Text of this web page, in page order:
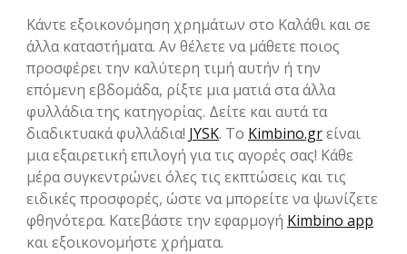
Κάντε εξοικονόμηση χρημάτων στο Καλάθι και σε
άλλα καταστήματα. Αν θέλετε να μάθετε ποιος
προσφέρει την καλύτερη τιμή αυτήν ή την
επόμενη εβδομάδα, ρίξτε μια ματιά στα άλλα
φυλλάδια της κατηγορίας. Δείτε και αυτά τα
διαδικτυακά φυλλάδια! JYSK. Το Kimbino.grείναι
μια εξαιρετική επιλογή για τις αγορές σας! Κάθε
μέρα συγκεντρώνει όλες τις εκπτώσεις και τις
ειδικές προσφορές, ώστε να μπορείτε να ψωνίζετε
φθηνότερα. Κατεβάστε την εφαρμογή Kimbino app
και εξοικονομήστε χρήματα.